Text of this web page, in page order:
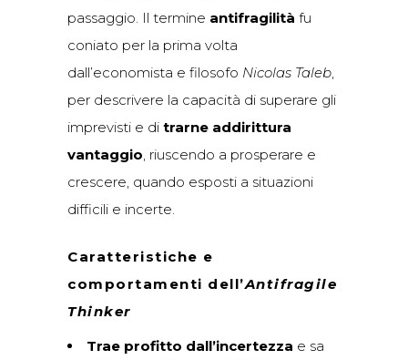
passaggio. Il termine antifragilità fu
coniato per la prima volta
dall’economista e filosofo Nicolas Taleb,
per descrivere la capacità di superare gli
imprevisti e di trarne addirittura
vantaggio, riuscendo a prosperare e
crescere, quando esposti a situazioni
difficili e incerte.
Caratteristiche e
comportamenti dell’Antifragile
Thinker
Trae profitto dall’incertezza e sa